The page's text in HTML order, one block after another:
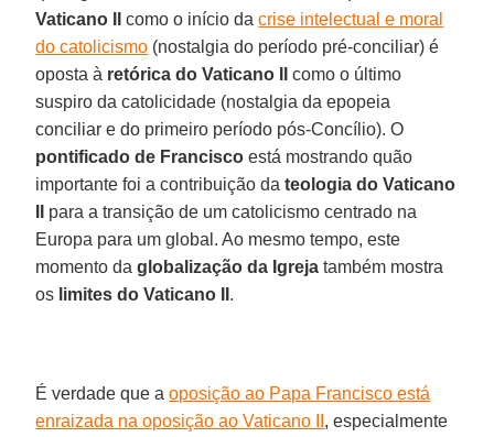
Vaticano II
como o início dacrise intelectual e moral
do catolicismo (nostalgia do período pré-conciliar) é
oposta à retórica do Vaticano II
como o último
suspiro da catolicidade (nostalgia da epopeia
conciliar e do primeiro período pós-Concílio). O
pontificado de Francisco está mostrando quão
importante foi a contribuição dateologia do Vaticano
para a transição de um catolicismo centrado na
Europa para um global. Ao mesmo tempo, este
momento daglobalização da Igreja também mostra
os limites do Vaticano II .
É verdade que aoposição ao Papa Francisco está
enraizada na oposição ao Vaticano II , especialmente